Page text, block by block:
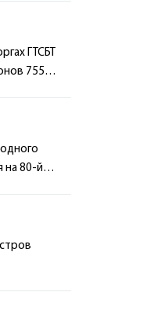
ГТСБТ
755
на 80-й